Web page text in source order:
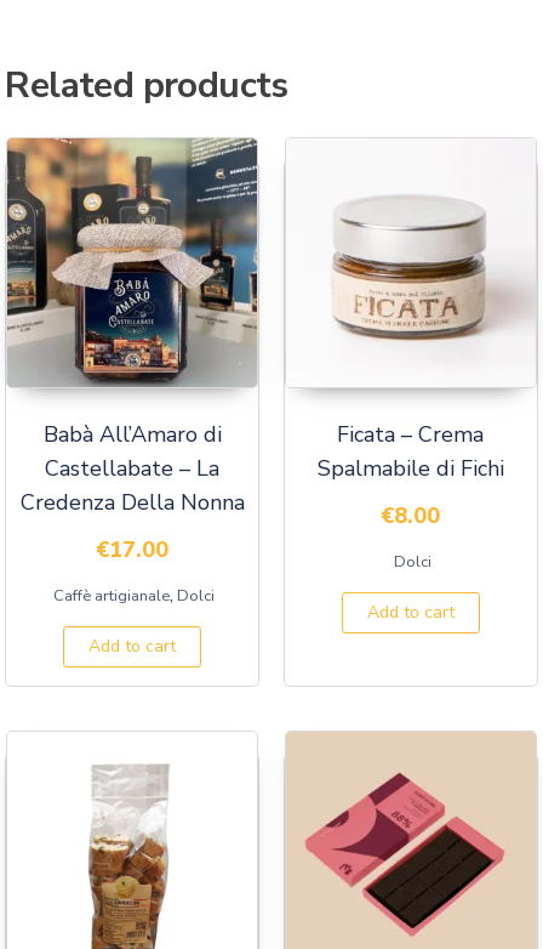
Related products
Babà All’Amaro di
Castellabate – La
Credenza Della Nonna
€17.00
Caffè artigianale, Dolci
Add to cart
Ficata – Crema
Spalmabile di Fichi
€8.00
Dolci
Add to cart